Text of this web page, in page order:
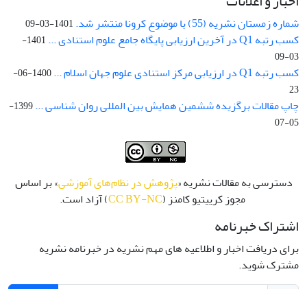
شماره زمستان نشریه (55) با موضوع کرونا منتشر شد. 1401-03-09
کسب رتبه Q1 در آخرین ارزیابی پایگاه جامع علوم استنادی ...
1401-
03-09
کسب رتبه Q1 در ارزیابی مرکز استنادی علوم جهان اسلام ...
1400-06-
23
چاپ مقالات برگزیده ششمین همایش بین المللی روان شناسی ...
1399-
05-07
دسترسی به مقالات نشریه «پژوهش در نظام‌های آموزشی» بر اساس
مجوز کرییتیو کامنز (CC BY-NC) آزاد است.
اشتراک خبرنامه
برای دریافت اخبار و اطلاعیه های مهم نشریه در خبرنامه نشریه
مشترک شوید.